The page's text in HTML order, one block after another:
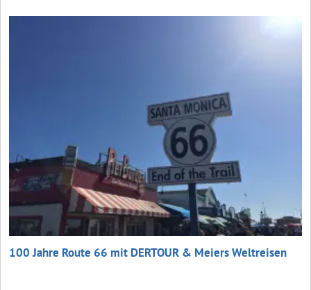
100 Jahre Route 66 mit DERTOUR & Meiers Weltreisen